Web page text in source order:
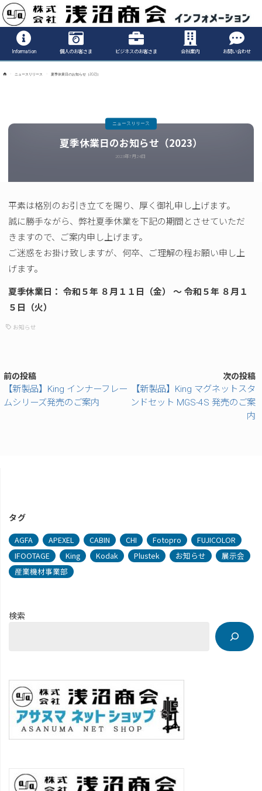
Information
Information 個人のお客さま ビジネスのお客さま 会社案内 お問い合わせ
ニュースリリース 夏季休業日のお知らせ（2023）
夏季休業日のお知らせ（2023）
2023年7月24日
ニュースリリース
平素は格別のお引き立てを賜り、厚く御礼申し上げます。
誠に勝手ながら、弊社夏季休業を下記の期間とさせていただ
きますので、ご案内申し上げます。
ご迷惑をお掛け致しますが、何卒、ご理解の程お願い申し上
げます。
夏季休業日： 令和 ５年 ８月１１日（金） ～ 令和５年 ８月１
５日（火）
お知らせ
前の投稿
【新製品】King インナーフレー
ムシリーズ発売のご案内
次の投稿
【新製品】King マグネットスタ
ンドセット MGS-4S 発売のご案
内
タグ
AGFA APEXEL CABIN CHI Fotopro
FUJICOLOR
IFOOTAGE
King Kodak Plustek お知らせ
展示会
産業機材事業部
検索